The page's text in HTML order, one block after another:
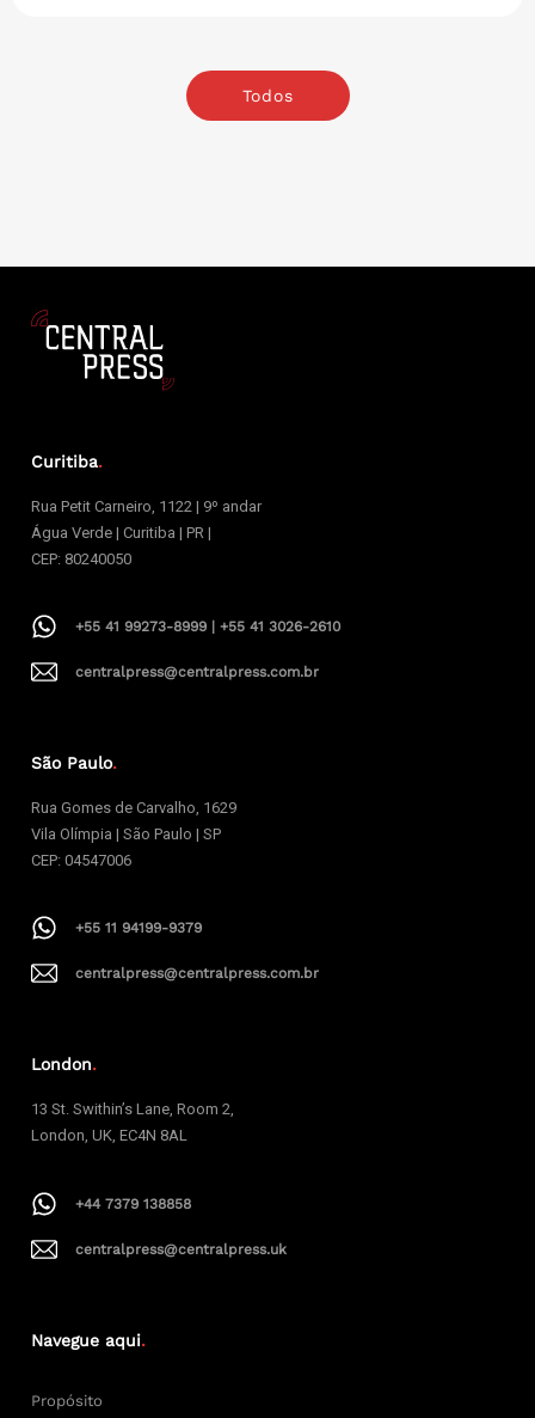
Todos
Curitiba.
Rua Petit Carneiro, 1122 | 9º andar
Água Verde | Curitiba | PR |
CEP: 80240050
+55 41 99273-8999 | +55 41 3026-2610
centralpress@centralpress.com.br
São Paulo.
Rua Gomes de Carvalho, 1629
Vila Olímpia | São Paulo | SP
CEP: 04547006
+55 11 94199-9379
centralpress@centralpress.com.br
London.
13 St. Swithin’s Lane, Room 2,
London, UK, EC4N 8AL
+44 7379 138858
centralpress@centralpress.uk
Navegue aqui.
Propósito